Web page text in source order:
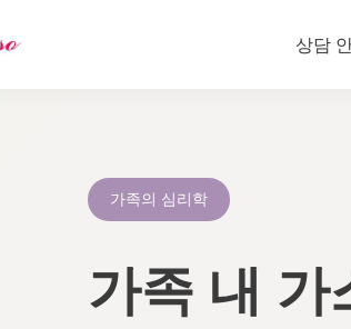
상담
가족의 심리학
가족 내